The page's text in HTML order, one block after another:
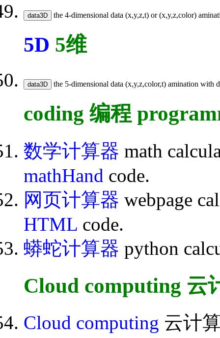
the 4-dimensional data (x,y,z,t) or (x,y,z,color)
5D 5维
the 5-dimensional data (x,y,z,color,t) amination with
coding 编程
数学计算器 math
mathHand code.
网页计算器 webpage
HTML code.
蟒蛇计算器 python
Cloud computing 云
Cloud computing 云计